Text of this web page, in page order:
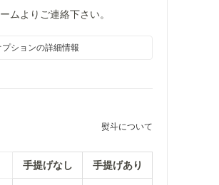
ムよりご連絡下さい。
プションの詳細情報
結び切り（慶事）
33,000円(税3,000円)
熨斗について
手提げなし
手提げあり